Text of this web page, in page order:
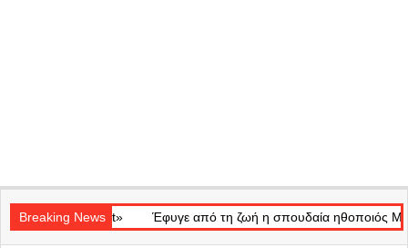
Navigation
Menu
Breaking News
of Light» Έφυγε από τη ζωή η σπουδαία ηθοποιός Μάρω